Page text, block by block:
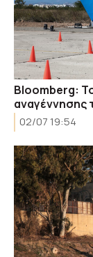
Bloomberg:
αναγέννησης
02/07 19:54